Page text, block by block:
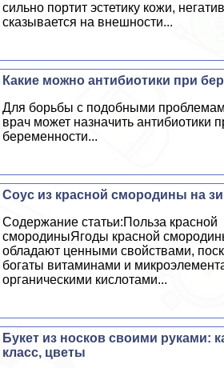
сильно портит эстетику кожи,
сказывается на внешности...
Какие можно антибиотики при
Для борьбы с подобными
врач может назначить антибиотики
беременности...
Соус из красной смородины на
Содержание статьи:Польза красной
смородиныЯгоды красной
обладают ценными свойствами,
богаты витаминами и
органическими кислотами...
Букет из носков своими руками:
класс, цветы